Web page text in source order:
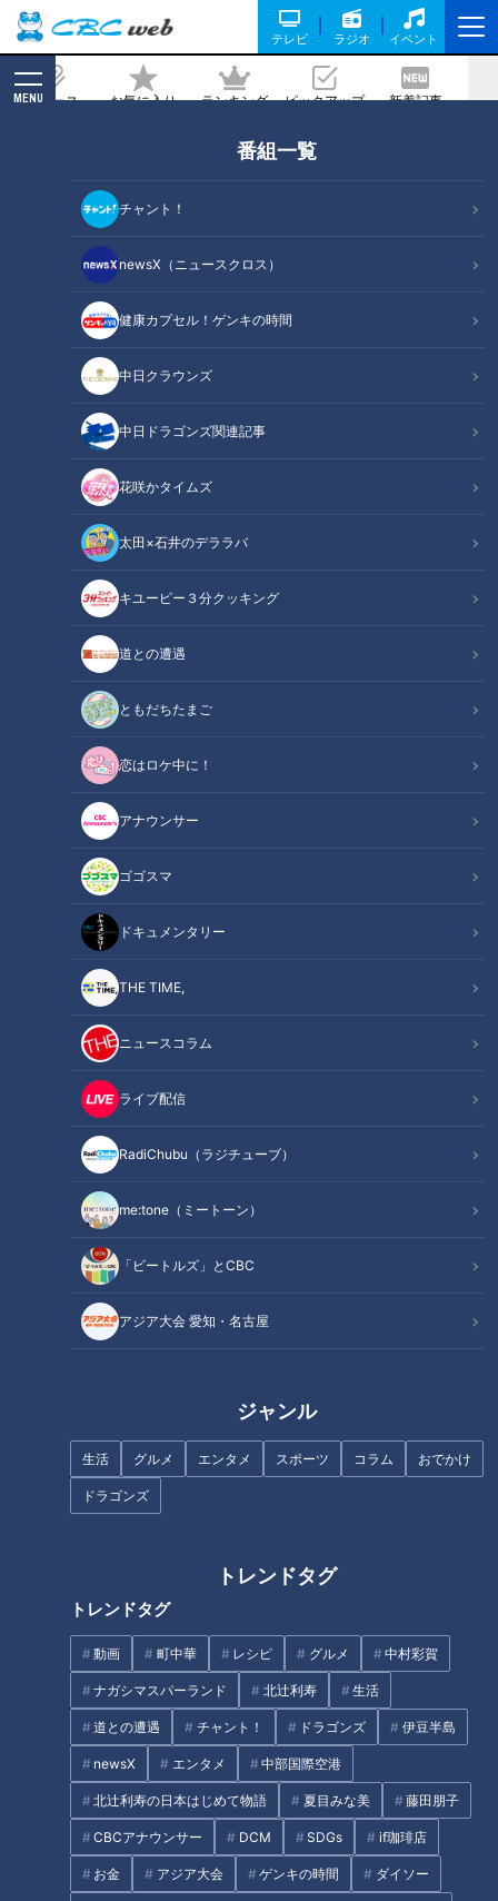
テレビ ラジオ イベント
ニュース お気に入り ランキング ピックアップ 新着記事
MENU
番組一覧
チャント！
newsX（ニュースクロス）
健康カプセル！ゲンキの時間
中日クラウンズ
中日ドラゴンズ関連記事
花咲かタイムズ
太田×石井のデララバ
キユーピー３分クッキング
道との遭遇
ともだちたまご
恋はロケ中に！
アナウンサー
ゴゴスマ
ドキュメンタリー
THE TIME,
ニュースコラム
ライブ配信
RadiChubu（ラジチューブ）
me:tone（ミートーン）
「ビートルズ」とCBC
アジア大会 愛知・名古屋
ジャンル
生活 グルメ エンタメ スポーツ コラム おでかけ
ドラゴンズ
トレンドタグ
トレンドタグ
動画 町中華 レシピ グルメ 中村彩賀
ナガシマスパーランド 北辻利寿 生活
道との遭遇 チャント！ ドラゴンズ 伊豆半島
newsX エンタメ 中部国際空港
北辻利寿の日本はじめて物語 夏目みな美 藤田朋子
CBCアナウンサー DCM SDGs if珈琲店
お金 アジア大会 ゲンキの時間 ダイソー
台ラーメン」は熱々の風物詩だった！
2024/01/23 10:40
CBCテレビ：画像『写真AC』より「屋台ラーメン」
ニュースコラム
東西南北論説風
哀愁たっぷりのメロディーが窓の外から流れてくると、もうた
まらない。住んでいる街に、夜な夜な「屋台ラーメン」がやっ
て来た。懐かしい夜食の思い出である。
屋台ラーメンの歴史
独特な登場曲があった
屋台ラーメンの思い出
ひとつの“外食”だった
即席めんにも「チャルメラ」
カップめんの登場で･･･
オススメ関連コンテンツ
屋台ラーメンの歴史
「屋台ラーメン」は、その荷台に、ラーメンの食材、食器、コ
ンロ、さらに料理に使ったり食器を洗ったりする水などを積ん
ている。明治時代に、海外から日本にラーメンという麺メニュ
ーが持ち込まれて、横浜など港町の屋台で提供されていたもの
が、移動式の店スタイルで登場した。「中華そば」と呼んだ方
が、味にはしっくりきそうでもある。
独特な登場曲があった